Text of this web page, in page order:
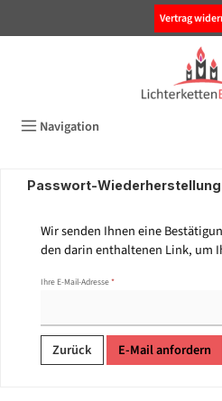
Vertrag
Navigation
Passwort-Wiederherstellung
Wir senden Ihnen eine
den darin enthaltenen Link, um
Ihre E-Mail-Adresse*
Zurück E-Mail anfordern